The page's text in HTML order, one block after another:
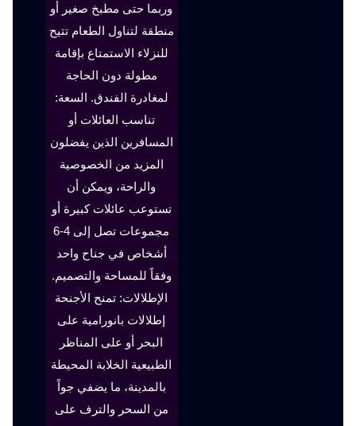
وربما حتى مطبخ صغير أو
منطقة لتناول الطعام تتيح
للنزلاء الاستمتاع بإقامة
مطولة دون الحاجة
لمغادرة الفندق. السعة:
تناسب العائلات أو
المسافرين الذين يفضلون
المزيد من الخصوصية
والراحة، ويمكن أن
تستوعب عائلات كبيرة أو
مجموعات تصل إلى 4-6
أشخاص في جناح واحد
وفقاً للمساحة والتصميم.
الإطلالات: تمنح الأجنحة
إطلالات بانورامية على
البحر أو على المناظر
الطبيعية الخلابة المحيطة
بالمدينة، ما يضفي جواً
من السحر والترف على